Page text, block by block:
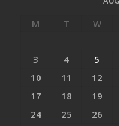
M T W
3
4 5
10
11 12
17
18 19
24
25 26